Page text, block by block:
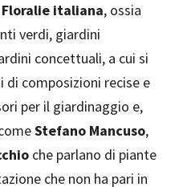
Floralie italiana, ossia
verdi, giardini
concettuali, a cui si
composizioni recise e
per il giardinaggio e,
Stefano Mancuso,
che parlano di piante
che non ha pari in